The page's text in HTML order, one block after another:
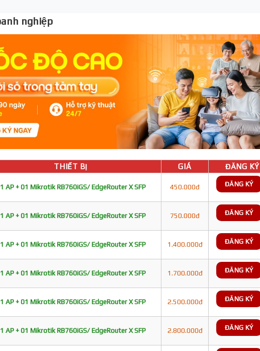
nghiệp
THIẾT BỊ GIÁ ĐĂNG KÝ
AP + 01 Mikrotik RB760iGS/ EdgeRouter X SFP 450.000đ ĐĂNG KÝ
AP + 01 Mikrotik RB760iGS/ EdgeRouter X SFP 750.000đ ĐĂNG KÝ
AP + 01 Mikrotik RB760iGS/ EdgeRouter X SFP 1.400.000đ ĐĂNG KÝ
AP + 01 Mikrotik RB760iGS/ EdgeRouter X SFP 1.700.000đ ĐĂNG KÝ
AP + 01 Mikrotik RB760iGS/ EdgeRouter X SFP 2.500.000đ ĐĂNG KÝ
AP + 01 Mikrotik RB760iGS/ EdgeRouter X SFP 2.800.000đ ĐĂNG KÝ